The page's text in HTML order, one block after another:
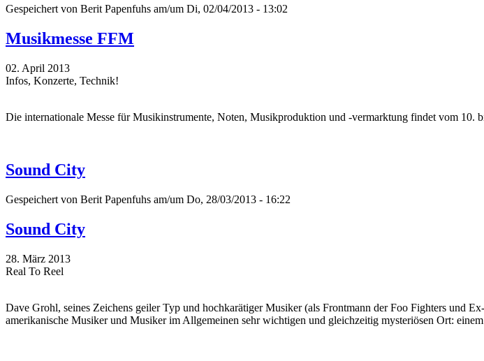
Gespeichert von Berit Papenfuhs am/um Di, 02/04/2013 - 13:02
Musikmesse FFM
02. April 2013
Infos, Konzerte, Technik!
Die internationale Messe für Musikinstrumente, Noten, Musikproduktion und -vermarktung findet vom 10.
Sound City
Gespeichert von Berit Papenfuhs am/um Do, 28/03/2013 - 16:22
Sound City
28. März 2013
Real To Reel
Dave Grohl, seines Zeichens geiler Typ und hochkarätiger Musiker (als Frontmann der Foo Fighters und
amerikanische Musiker und Musiker im Allgemeinen sehr wichtigen und gleichzeitig mysteriösen Ort: